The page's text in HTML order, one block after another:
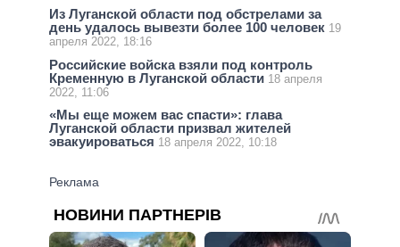
Из Луганской области под обстрелами за
день удалось вывезти более 100 человек 19
апреля 2022, 18:16
Российские войска взяли под контроль
Кременную в Луганской области 18 апреля
2022, 11:06
«Мы еще можем вас спасти»: глава
Луганской области призвал жителей
эвакуироваться 18 апреля 2022, 10:18